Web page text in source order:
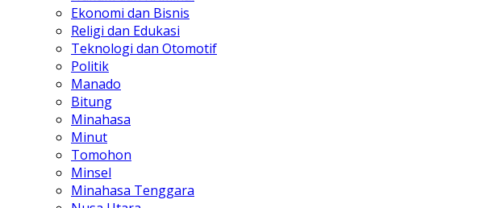
Ekonomi dan Bisnis
Religi dan Edukasi
Teknologi dan Otomotif
Politik
Manado
Bitung
Minahasa
Minut
Tomohon
Minsel
Minahasa Tenggara